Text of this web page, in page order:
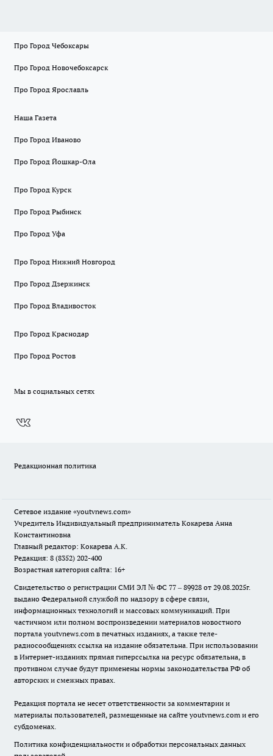
Про Город Чебоксары
Про Город Новочебоксарск
Про Город Ярославль
Наша Газета
Про Город Иваново
Про Город Йошкар-Ола
Про Город Курск
Про Город Рыбинск
Про Город Уфа
Про Город Нижний Новгород
Про Город Дзержинск
Про Город Владивосток
Про Город Краснодар
Про Город Ростов
Мы в социальных сетях
Редакционная политика
Сетевое издание «youtvnews.com»
Учредитель Индивидуальный предприниматель Кокарева Анна
Константиновна
Главный редактор: Кокарева А.К.
Редакция: 8 (8352) 202-400
Возрастная категория сайта: 16+
Свидетельство о регистрации СМИ ЭЛ № ФС 77 – 89928 от 29.08.2025г.
выдано Федеральной службой по надзору в сфере связи,
информационных технологий и массовых коммуникаций. При
частичном или полном воспроизведении материалов новостного
портала youtvnews.com в печатных изданиях, а также теле-
радиосообщениях ссылка на издание обязательна. При использовании
в Интернет-изданиях прямая гиперссылка на ресурс обязательна, в
противном случае будут применены нормы законодательства РФ об
авторских и смежных правах.
Редакция портала не несет ответственности за комментарии и
материалы пользователей, размещенные на сайте youtvnews.com и его
субдоменах.
Политика конфиденциальности и обработки персональных данных